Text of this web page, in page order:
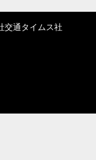
交通タイムス社